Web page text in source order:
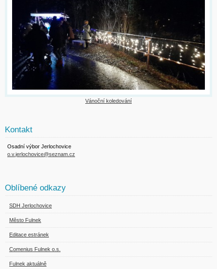
Vánoční koledování
Kontakt
Osadní výbor Jerlochovice
o.v.jerlochovice@seznam.cz
Oblíbené odkazy
SDH Jerlochovice
Město Fulnek
Editace estránek
Comenius Fulnek o.s.
Fulnek aktuálně